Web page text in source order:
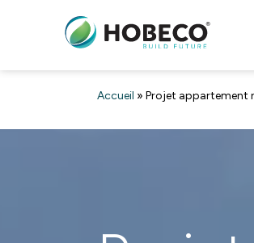
Accueil » Projet appartement